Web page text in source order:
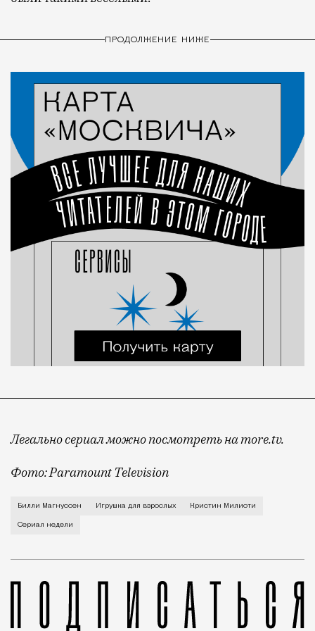
ПРОДОЛЖЕНИЕ НИЖЕ
Легально сериал можно посмотреть на more.tv.
Фото: Paramount Television
У актрисы Кристин Милиоти поразительная
Билли Магнуссен Игрушка для взрослых Кристин Милиоти
Сериал недели